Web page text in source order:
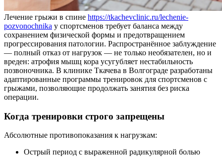
Лечение грыжи в спине https://tkachevclinic.ru/lechenie-
pozvonochnika у спортсменов требует баланса между
сохранением физической формы и предотвращением
прогрессирования патологии. Распространённое заблуждение
— полный отказ от нагрузок — не только необязателен, но и
вреден: атрофия мышц кора усугубляет нестабильность
позвоночника. В клинике Ткачева в Волгограде разработаны
адаптированные программы тренировок для спортсменов с
грыжами, позволяющие продолжать занятия без риска
операции.
Когда тренировки строго запрещены
Абсолютные противопоказания к нагрузкам:
Острый период с выраженной радикулярной болью